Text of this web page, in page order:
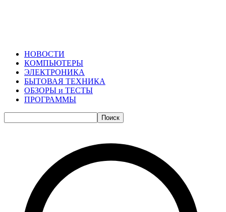
НОВОСТИ
КОМПЬЮТЕРЫ
ЭЛЕКТРОНИКА
БЫТОВАЯ ТЕХНИКА
ОБЗОРЫ и ТЕСТЫ
ПРОГРАММЫ
Поиск